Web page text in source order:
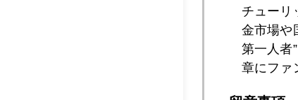
2017年09
チューリ
金市場や
第一人者
章にファ